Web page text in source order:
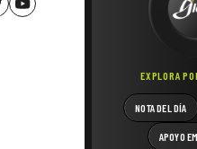
EXPLORA
NOTA DEL DÍA
APOYO